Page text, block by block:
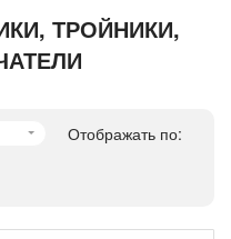
ТРОЙНИКИ,
Отображать по: